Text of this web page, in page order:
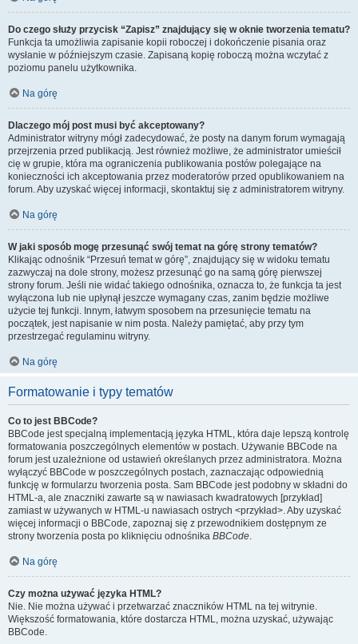
Do czego służy przycisk “Zapisz” znajdujący się w oknie tworzenia tematu?
Funkcja ta umożliwia zapisanie kopii roboczej i dokończenie pisania oraz
wysłanie w późniejszym czasie. Zapisaną kopię roboczą można wczytać z
poziomu panelu użytkownika.
Na górę
Dlaczego mój post musi być akceptowany?
Administrator witryny mógł zadecydować, że posty na danym forum wymagają
przejrzenia przed publikacją. Jest również możliwe, że administrator umieścił
cię w grupie, która ma ograniczenia publikowania postów polegające na
konieczności ich akceptowania przez moderatorów przed opublikowaniem na
forum. Aby uzyskać więcej informacji, skontaktuj się z administratorem witryny.
Na górę
W jaki sposób mogę przesunąć swój temat na górę strony tematów?
Klikając odnośnik “Przesuń temat w górę”, znajdujący się w widoku tematu
zazwyczaj na dole strony, możesz przesunąć go na samą górę pierwszej
strony forum. Jeśli nie widać takiego odnośnika, oznacza to, że funkcja ta jest
wyłączona lub nie upłynął jeszcze wymagany czas, zanim będzie możliwe
użycie tej funkcji. Innym, łatwym sposobem na przesunięcie tematu na
początek, jest napisanie w nim posta. Należy pamiętać, aby przy tym
przestrzegać regulaminu witryny.
Na górę
Formatowanie i typy tematów
Co to jest BBCode?
BBCode jest specjalną implementacją języka HTML, która daje lepszą kontrolę
formatowania poszczególnych elementów w postach. Używanie BBCode na
forum jest uzależnione od ustawień określanych przez administratora. Można
wyłączyć BBCode w poszczególnych postach, zaznaczając odpowiednią
funkcję w formularzu tworzenia posta. Sam BBCode jest podobny w składni do
HTML-a, ale znaczniki zawarte są w nawiasach kwadratowych [przykład]
zamiast w używanych w HTML-u nawiasach ostrych <przykład>. Aby uzyskać
więcej informacji o BBCode, zapoznaj się z przewodnikiem dostępnym ze
strony tworzenia posta po kliknięciu odnośnika BBCode.
Na górę
Czy można używać języka HTML?
Nie. Nie można używać i przetwarzać znaczników HTML na tej witrynie.
Większość formatowania, które dostarcza HTML, można uzyskać, używając
BBCode.